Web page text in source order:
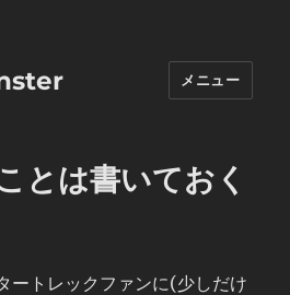
メニュー
とは書いておく
ートレックファンに(少しだけ